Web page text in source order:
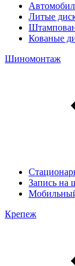
Литые
Кованые
Шиномонтаж
Запись на
Крепеж